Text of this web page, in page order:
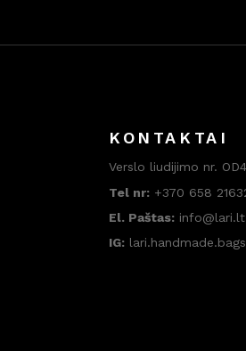
KONTAKTAI
Verslo liudijimo nr.
Tel nr: +370 658
El. Paštas: info@lari.lt
IG: lari.handmade.bags